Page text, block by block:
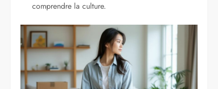
comprendre la culture.